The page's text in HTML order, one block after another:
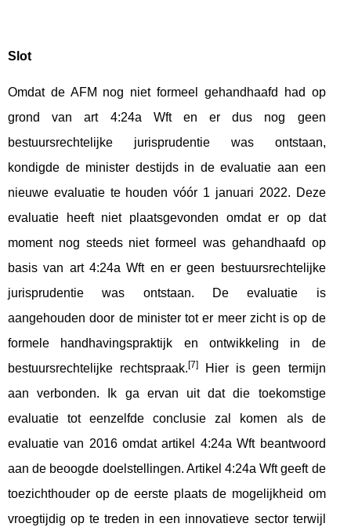
Slot
Omdat de AFM nog niet formeel gehandhaafd had op
grond van art 4:24a Wft en er dus nog geen
bestuursrechtelijke jurisprudentie was ontstaan,
kondigde de minister destijds in de evaluatie aan een
nieuwe evaluatie te houden vóór 1 januari 2022. Deze
evaluatie heeft niet plaatsgevonden omdat er op dat
moment nog steeds niet formeel was gehandhaafd op
basis van art 4:24a Wft en er geen bestuursrechtelijke
jurisprudentie was ontstaan. De evaluatie is
aangehouden door de minister tot er meer zicht is op de
formele handhavingspraktijk en ontwikkeling in de
bestuursrechtelijke rechtspraak.[7]
Hier is geen termijn
aan verbonden. Ik ga ervan uit dat die toekomstige
evaluatie tot eenzelfde conclusie zal komen als de
evaluatie van 2016 omdat artikel 4:24a Wft beantwoord
aan de beoogde doelstellingen. Artikel 4:24a Wft geeft de
toezichthouder op de eerste plaats de mogelijkheid om
vroegtijdig op te treden in een innovatieve sector terwijl